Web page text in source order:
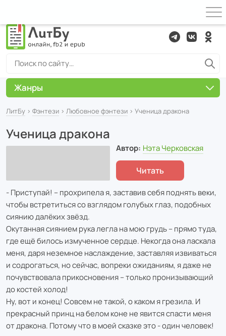
ЛитБу › Фэнтези › Любовное фэнтези › Ученица дракона
Ученица дракона
Автор: Нэта Черковская
Читать
- Приступай! – прохрипела я, заставив себя поднять веки,
чтобы встретиться со взглядом голубых глаз, подобных
сиянию далёких звёзд.
Окутанная сиянием рука легла на мою грудь – прямо туда,
где ещё билось измученное сердце. Некогда она ласкала
меня, даря неземное наслаждение, заставляя извиваться
и содрогаться, но сейчас, вопреки ожиданиям, я даже не
почувствовала прикосновения – только пронизывающий
до костей холод!
Ну, вот и конец! Совсем не такой, о каком я грезила. И
прекрасный принц на белом коне не явится спасти меня
от дракона. Потому что в моей сказке это - один человек!
Жанры